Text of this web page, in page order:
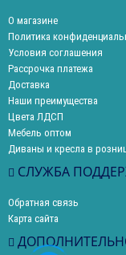
О магазине
Политика
Условия соглашения
Рассрочка платежа
Доставка
Наши преимущества
Цвета ЛДСП
Мебель оптом
Диваны и кресла в
СЛУЖБА
Обратная связь
Карта сайта